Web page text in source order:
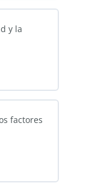
y la
factores